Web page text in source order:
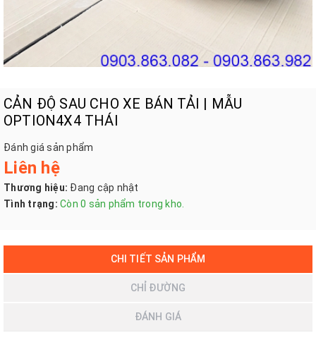
CẢN ĐỘ SAU CHO XE BÁN TẢI | MẪU
OPTION4X4 THÁI
Đánh giá sản phẩm
Liên hệ
Thương hiệu: Đang cập nhật
Tình trạng: Còn 0 sản phẩm trong kho.
CHI TIẾT SẢN PHẨM
CHỈ ĐƯỜNG
ĐÁNH GIÁ